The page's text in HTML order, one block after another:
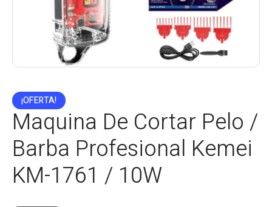
¡OFERTA!
Maquina De Cortar Pelo /
Barba Profesional Kemei
KM-1761 / 10W